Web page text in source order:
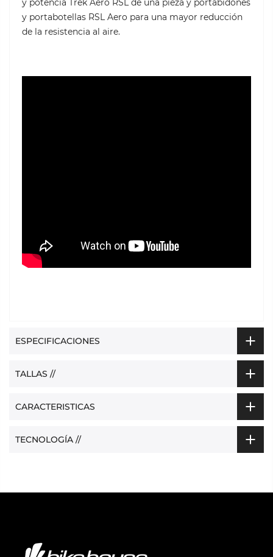
y potencia Trek Aero RSL de una pieza y portabidones
y portabotellas RSL Aero para una mayor reducción
de la resistencia al aire.
ESPECIFICACIONES
TALLAS //
CARACTERISTICAS
TECNOLOGÍA //